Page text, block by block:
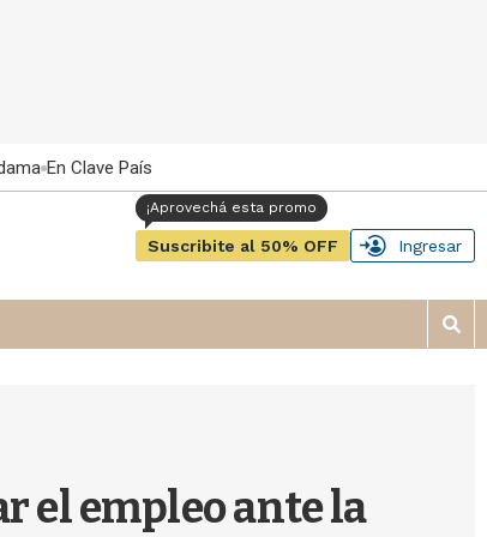
En Clave País
Suscribite al 50% OFF Ingresar
M
o
el empleo ante la